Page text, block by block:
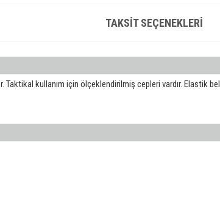
TAKSIT SEÇENEKLERI
kullanım için ölçeklendirilmiş cepleri vardır. Elastik